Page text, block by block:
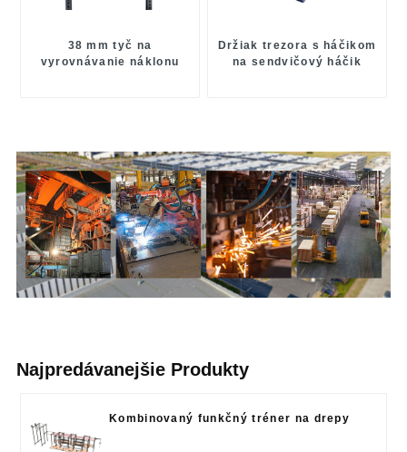
38 mm tyč na
vyrovnávanie náklonu
Držiak trezora s háčikom
na sendvičový háčik
Najpredávanejšie Produkty
Kombinovaný funkčný tréner na drepy